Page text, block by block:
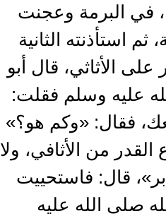
في البرمة وعجنت
استأذنته الثانية
الأثاثي، قال أبو
عليه وسلم فقلت:
فقال: «وكم هو؟»
من الأثافي، ولا
قال: فاستحييت
صلى الله عليه